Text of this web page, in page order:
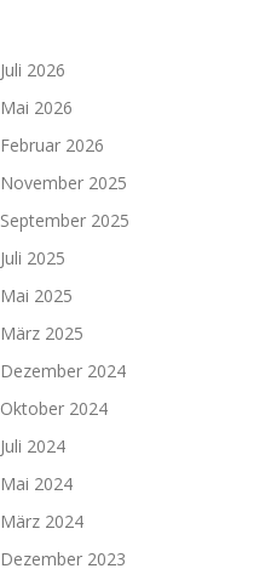
Juli 2026
Mai 2026
Februar 2026
November 2025
September 2025
Juli 2025
Mai 2025
März 2025
Dezember 2024
Oktober 2024
Juli 2024
Mai 2024
März 2024
Dezember 2023